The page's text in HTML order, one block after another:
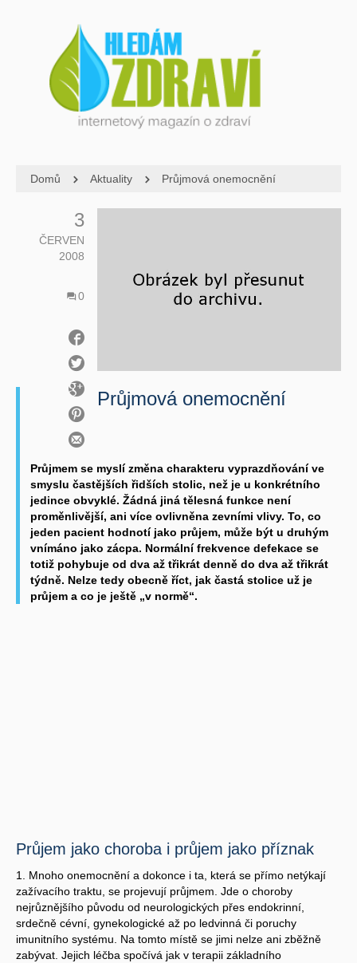
Domů Aktuality Průjmová onemocnění
3
ČERVEN
2008
0
Průjmová onemocnění
Průjmem se myslí změna charakteru vyprazdňování ve
smyslu častějších řidších stolic, než je u konkrétního
jedince obvyklé. Žádná jiná tělesná funkce není
proměnlivější, ani více ovlivněna zevními vlivy. To, co
jeden pacient hodnotí jako průjem, může být u druhým
vnímáno jako zácpa. Normální frekvence defekace se
totiž pohybuje od dva až třikrát denně do dva až třikrát
týdně. Nelze tedy obecně říct, jak častá stolice už je
průjem a co je ještě „v normě“.
Průjem jako choroba i průjem jako příznak
1. Mnoho onemocnění a dokonce i ta, která se přímo netýkají
zažívacího traktu, se projevují průjmem. Jde o choroby
nejrůznějšího původu od neurologických přes endokrinní,
srdečně cévní, gynekologické až po ledvinná či poruchy
imunitního systému. Na tomto místě se jimi nelze ani zběžně
zabývat. Jejich léčba spočívá jak v terapii základního